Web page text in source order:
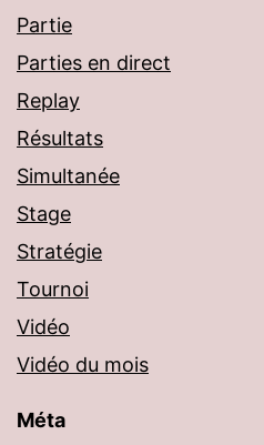
Partie
Parties en direct
Replay
Résultats
Simultanée
Stage
Stratégie
Tournoi
Vidéo
Vidéo du mois
Méta